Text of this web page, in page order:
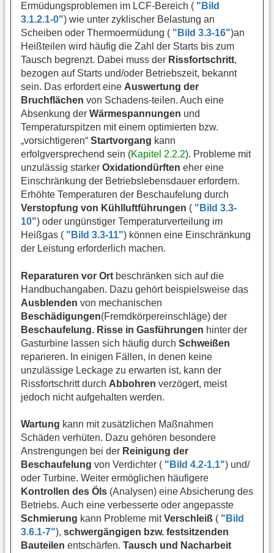
Ermüdungsproblemen im LCF-Bereich ( "Bild
3.1.2.1-0") wie unter zyklischer Belastung an
Scheiben oder Thermoermüdung ( "Bild 3.3-16")an
Heißteilen wird häufig die Zahl der Starts bis zum
Tausch begrenzt. Dabei muss der Rissfortschritt,
bezogen auf Starts und/oder Betriebszeit, bekannt
sein. Das erfordert eine Auswertung der
Bruchflächen von Schadens-teilen. Auch eine
Absenkung der Wärmespannungen und
Temperaturspitzen mit einem optimierten bzw.
„vorsichtigeren“ Startvorgang kann
erfolgversprechend sein (Kapitel 2.2.2). Probleme mit
unzulässig starker Oxidationdürften eher eine
Einschränkung der Betriebslebensdauer erfordern.
Erhöhte Temperaturen der Beschaufelung durch
Verstopfung von Kühlluftführungen ( "Bild 3.3-
10") oder ungünstiger Temperaturverteilung im
Heißgas ( "Bild 3.3-11") können eine Einschränkung
der Leistung erforderlich machen.
Reparaturen vor Ort beschränken sich auf die
Handbuchangaben. Dazu gehört beispielsweise das
Ausblenden von mechanischen
Beschädigungen(Fremdkörpereinschläge) der
Beschaufelung. Risse in Gasführungen hinter der
Gasturbine lassen sich häufig durch Schweißen
reparieren. In einigen Fällen, in denen keine
unzulässige Leckage zu erwarten ist, kann der
Rissfortschritt durch Abbohren verzögert, meist
jedoch nicht aufgehalten werden.
Wartung kann mit zusätzlichen Maßnahmen
Schäden verhüten. Dazu gehören besondere
Anstrengungen bei der Reinigung der
Beschaufelung von Verdichter ( "Bild 4.2-1.1") und/
oder Turbine. Weiter ermöglichen häufigere
Kontrollen des Öls (Analysen) eine Absicherung des
Betriebs. Auch eine verbesserte oder angepasste
Schmierung kann Probleme mitVerschleiß ( "Bild
3.6.1-7"), schwergängigen bzw. festsitzenden
Bauteilen entschärfen. Tausch und Nacharbeit